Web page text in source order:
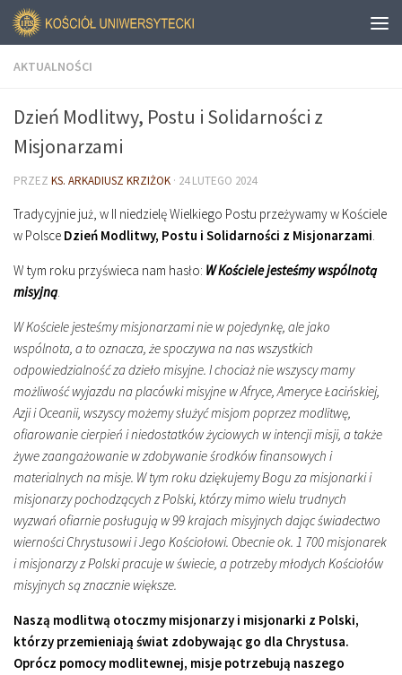
AKTUALNOŚCI
Dzień Modlitwy, Postu i Solidarności z
Misjonarzami
PRZEZ KS. ARKADIUSZ KRZIŻOK · 24 LUTEGO 2024
Tradycyjnie już, w II niedzielę Wielkiego Postu przeżywamy w Kościele
w Polsce Dzień Modlitwy, Postu i Solidarności z Misjonarzami.
W tym roku przyświeca nam hasło: W Kościele jesteśmy wspólnotą
misyjną.
W Kościele jesteśmy misjonarzami nie w pojedynkę, ale jako
wspólnota, a to oznacza, że spoczywa na nas wszystkich
odpowiedzialność za dzieło misyjne. I chociaż nie wszyscy mamy
możliwość wyjazdu na placówki misyjne w Afryce, Ameryce Łacińskiej,
Azji i Oceanii, wszyscy możemy służyć misjom poprzez modlitwę,
ofiarowanie cierpień i niedostatków życiowych w intencji misji, a także
żywe zaangażowanie w zdobywanie środków finansowych i
materialnych na misje. W tym roku dziękujemy Bogu za misjonarki i
misjonarzy pochodzących z Polski, którzy mimo wielu trudnych
wyzwań ofiarnie posługują w 99 krajach misyjnych dając świadectwo
wierności Chrystusowi i Jego Kościołowi. Obecnie ok. 1 700 misjonarek
i misjonarzy z Polski pracuje w świecie, a potrzeby młodych Kościołów
misyjnych są znacznie większe.
Naszą modlitwą otoczmy misjonarzy i misjonarki z Polski,
którzy przemieniają świat zdobywając go dla Chrystusa.
Oprócz pomocy modlitewnej, misje potrzebują naszego